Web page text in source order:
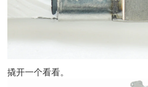
撬开一个看看。